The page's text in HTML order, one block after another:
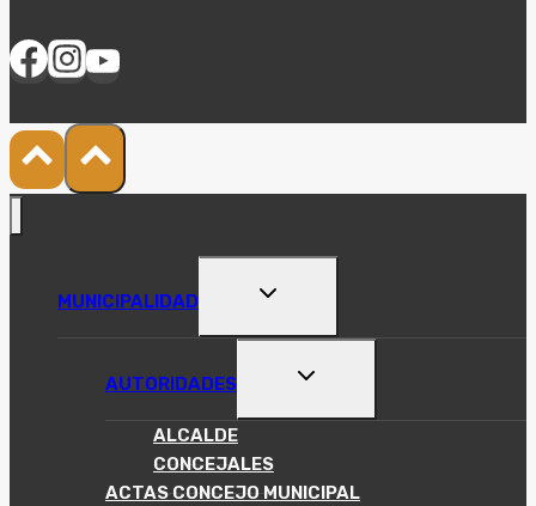
MUNICIPALIDAD
ALTERNAR
HIJO
AUTORIDADES
ALTERNAR
HIJO
ALCALDE
CONCEJALES
ACTAS CONCEJO MUNICIPAL